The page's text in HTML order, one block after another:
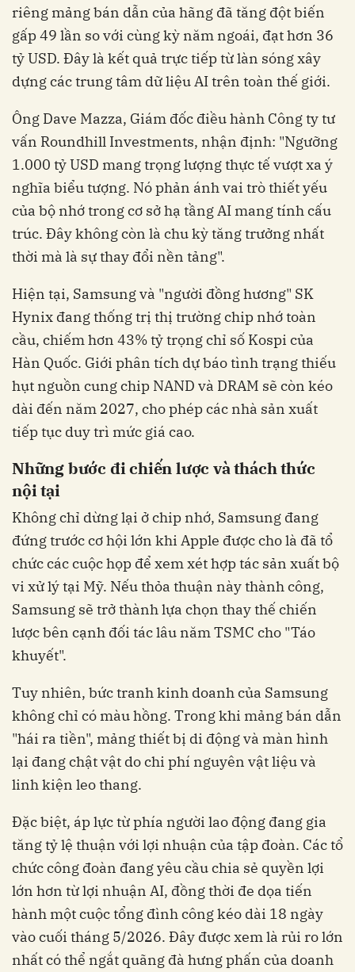
riêng mảng bán dẫn của hãng đã tăng đột biến
gấp 49 lần so với cùng kỳ năm ngoái, đạt hơn 36
tỷ USD. Đây là kết quả trực tiếp từ làn sóng xây
dựng các trung tâm dữ liệu AI trên toàn thế giới.
Ông Dave Mazza, Giám đốc điều hành Công ty tư
vấn Roundhill Investments, nhận định: "Ngưỡng
1.000 tỷ USD mang trọng lượng thực tế vượt xa ý
nghĩa biểu tượng. Nó phản ánh vai trò thiết yếu
của bộ nhớ trong cơ sở hạ tầng AI mang tính cấu
trúc. Đây không còn là chu kỳ tăng trưởng nhất
thời mà là sự thay đổi nền tảng".
Hiện tại, Samsung và "người đồng hương" SK
Hynix đang thống trị thị trường chip nhớ toàn
cầu, chiếm hơn 43% tỷ trọng chỉ số Kospi của
Hàn Quốc. Giới phân tích dự báo tình trạng thiếu
hụt nguồn cung chip NAND và DRAM sẽ còn kéo
dài đến năm 2027, cho phép các nhà sản xuất
tiếp tục duy trì mức giá cao.
Những bước đi chiến lược và thách thức
nội tại
Không chỉ dừng lại ở chip nhớ, Samsung đang
đứng trước cơ hội lớn khi Apple được cho là đã tổ
chức các cuộc họp để xem xét hợp tác sản xuất bộ
vi xử lý tại Mỹ. Nếu thỏa thuận này thành công,
Samsung sẽ trở thành lựa chọn thay thế chiến
lược bên cạnh đối tác lâu năm TSMC cho "Táo
khuyết".
Tuy nhiên, bức tranh kinh doanh của Samsung
không chỉ có màu hồng. Trong khi mảng bán dẫn
"hái ra tiền", mảng thiết bị di động và màn hình
lại đang chật vật do chi phí nguyên vật liệu và
linh kiện leo thang.
Đặc biệt, áp lực từ phía người lao động đang gia
tăng tỷ lệ thuận với lợi nhuận của tập đoàn. Các tổ
chức công đoàn đang yêu cầu chia sẻ quyền lợi
lớn hơn từ lợi nhuận AI, đồng thời đe dọa tiến
hành một cuộc tổng đình công kéo dài 18 ngày
vào cuối tháng 5/2026. Đây được xem là rủi ro lớn
nhất có thể ngắt quãng đà hưng phấn của doanh